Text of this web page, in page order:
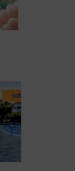
Lato 2026